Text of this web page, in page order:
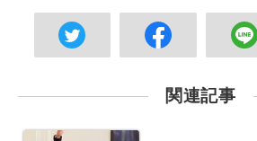
関連記事